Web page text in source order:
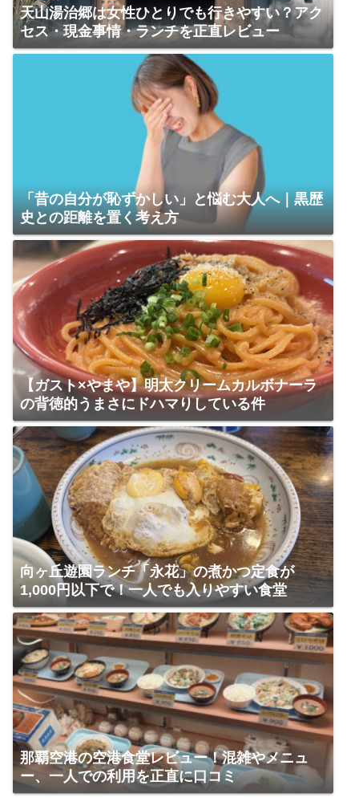
天山湯治郷は女性ひとりでも行きやすい？アク
セス・現金事情・ランチを正直レビュー
「昔の自分が恥ずかしい」と悩む大人へ｜黒歴
史との距離を置く考え方
【ガスト×やまや】明太クリームカルボナーラ
の背徳的うまさにドハマりしている件
向ヶ丘遊園ランチ「永花」の煮かつ定食が
1,000円以下で！一人でも入りやすい食堂
那覇空港の空港食堂レビュー！混雑やメニュ
ー、一人での利用を正直に口コミ